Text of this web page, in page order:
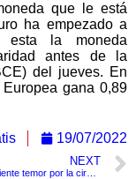
que le está
ha empezado a
la moneda
antes de la
del jueves. En
gana 0,89
19/07/2022
NEXT
Santa Marta siente temor por la circulación de panfletos que anuncian una “limpieza social”